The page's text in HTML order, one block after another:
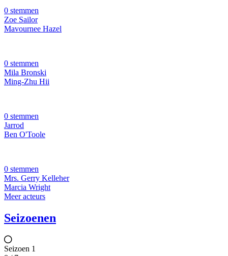
0 stemmen
Zoe Sailor
Mavournee Hazel
0 stemmen
Mila Bronski
Ming-Zhu Hii
0 stemmen
Jarrod
Ben O'Toole
0 stemmen
Mrs. Gerry Kelleher
Marcia Wright
Meer acteurs
Seizoenen
Seizoen 1